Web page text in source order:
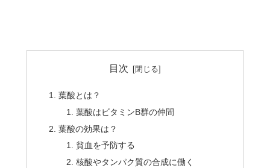
目次
葉酸とは？
葉酸はビタミンB群の仲間
葉酸の効果は？
貧血を予防する
核酸やタンパク質の合成に働く